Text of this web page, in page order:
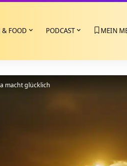
& FOOD PODCAST MEIN
macht glücklich